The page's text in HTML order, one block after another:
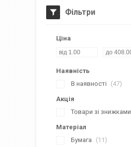
Фільтри
Ціна
Наявність
В наявності
47
Акція
Товари зі знижками
Матеріал
Бумага
11